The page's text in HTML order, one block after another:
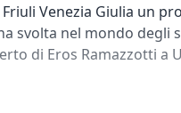
Venezia Giulia un
svolta nel mondo degli
di Eros Ramazzotti a U